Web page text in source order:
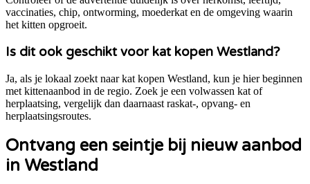
vaccinaties, chip, ontworming, moederkat en de omgeving waarin
het kitten opgroeit.
Is dit ook geschikt voor kat kopen Westland?
Ja, als je lokaal zoekt naar kat kopen Westland, kun je hier beginnen
met kittenaanbod in de regio. Zoek je een volwassen kat of
herplaatsing, vergelijk dan daarnaast raskat-, opvang- en
herplaatsingsroutes.
Ontvang een seintje bij nieuw aanbod
in Westland